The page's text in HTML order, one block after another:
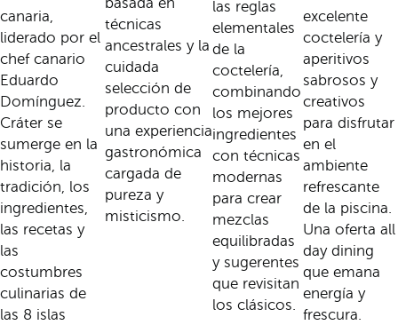
canaria,
liderado por el
chef canario
Eduardo
Domínguez.
Cráter se
sumerge en la
historia, la
tradición, los
ingredientes,
las recetas y
las
costumbres
culinarias de
las 8 islas
técnicas
ancestrales y la
cuidada
selección de
producto con
una experiencia
gastronómica
cargada de
pureza y
misticismo.
las reglas
elementales
de la
coctelería,
combinando
los mejores
ingredientes
con técnicas
modernas
para crear
mezclas
equilibradas
y sugerentes
que revisitan
los clásicos.
excelente
coctelería y
aperitivos
sabrosos y
creativos
para disfrutar
en el
ambiente
refrescante
de la piscina.
Una oferta all
day dining
que emana
energía y
frescura.